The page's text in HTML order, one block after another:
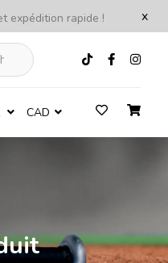
x
expédition rapide !
CAD